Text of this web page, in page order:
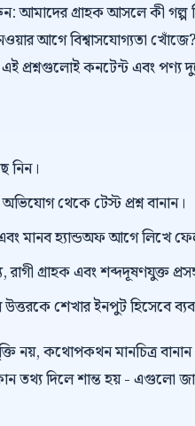
আমাদের গ্রাহক আসলে কী
আগে বিশ্বাসযোগ্যতা খোঁজে?
প্রশ্নগুলোই কনটেন্ট এবং পণ্য
নিন।
থেকে টেস্ট প্রশ্ন বানান।
মানব হ্যান্ডঅফ আগে লিখে
গ্রাহক এবং শব্দদূষণযুক্ত
উত্তরকে শেখার ইনপুট হিসেবে
নয়, কথোপকথন মানচিত্র
তথ্য দিলে শান্ত হয় - এগুলো